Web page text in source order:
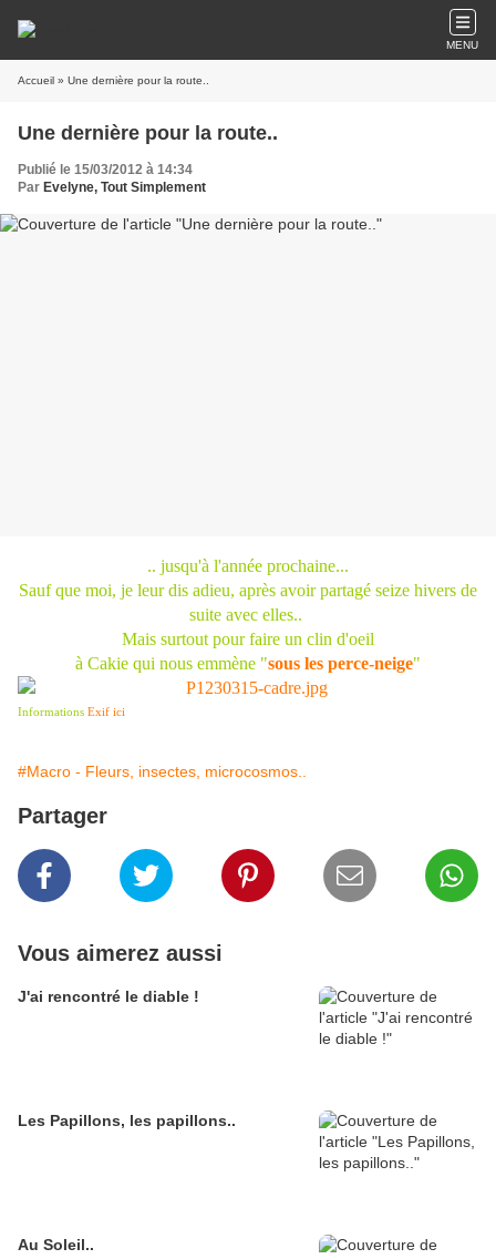
MENU
Accueil » Une dernière pour la route..
Une dernière pour la route..
Publié le 15/03/2012 à 14:34
Par Evelyne, Tout Simplement
.. jusqu'à l'année prochaine...
Sauf que moi, je leur dis adieu, après avoir partagé seize hivers de
suite avec elles..
Mais surtout pour faire un clin d'oeil
à Cakie qui nous emmène "sous les perce-neige"
Informations Exif ici
#Macro - Fleurs, insectes, microcosmos..
Partager
Vous aimerez aussi
J'ai rencontré le diable !
Les Papillons, les papillons..
Au Soleil..